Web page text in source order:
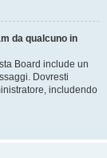
da qualcuno in
Board include un
Dovresti
includendo